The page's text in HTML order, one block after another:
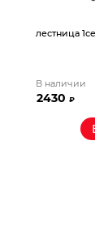
лестница
В наличии
2430₽